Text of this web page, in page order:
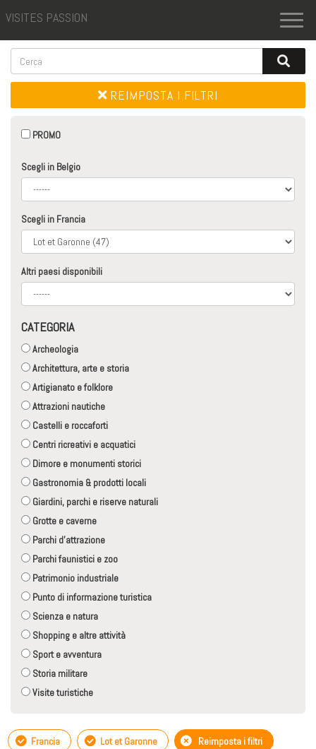
VISITES PASSION
REIMPOSTA I FILTRI
PROMO
Scegli in Belgio
Scegli in Francia
Altri paesi disponibili
CATEGORIA
Archeologia
Architettura, arte e storia
Artigianato e folklore
Attrazioni nautiche
Castelli e roccaforti
Centri ricreativi e acquatici
Dimore e monumenti storici
Gastronomia & prodotti locali
Giardini, parchi e riserve naturali
Grotte e caverne
Parchi d'attrazione
Parchi faunistici e zoo
Patrimonio industriale
Punto di informazione turistica
Scienza e natura
Shopping e altre attività
Sport e avventura
Storia militare
Visite turistiche
Francia Lot et Garonne Reimposta i filtri